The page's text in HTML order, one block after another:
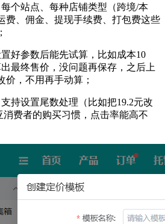
个站点、每种店铺类型（跨境/本
费、佣金、提现手续费、打包费这些
好参数后能先试算，比如成本10
最终售价，没问题再保存，之后上
价，不用再手动算；
持设置尾数处理（比如把19.2元改
消费者的购买习惯，点击率能高不